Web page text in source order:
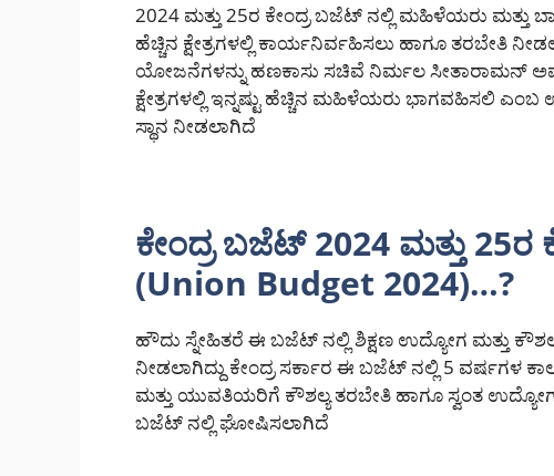
2024 ಮತ್ತು 25ರ ಕೇಂದ್ರ ಬಜೆಟ್ ನಲ್ಲಿ ಮಹಿಳೆಯರು ಮತ್ತು
ಹೆಚ್ಚಿನ ಕ್ಷೇತ್ರಗಳಲ್ಲಿ ಕಾರ್ಯನಿರ್ವಹಿಸಲು ಹಾಗೂ ತರಬೇತಿ
ಯೋಜನೆಗಳನ್ನು ಹಣಕಾಸು ಸಚಿವೆ ನಿರ್ಮಲ ಸೀತಾರಾಮನ್
ಕ್ಷೇತ್ರಗಳಲ್ಲಿ ಇನ್ನಷ್ಟು ಹೆಚ್ಚಿನ ಮಹಿಳೆಯರು ಭಾಗವಹಿಸಲಿ
ಸ್ಥಾನ ನೀಡಲಾಗಿದೆ
ಕೇಂದ್ರ ಬಜೆಟ್ 2024 ಮತ್ತು
(Union Budget 2024)…?
ಹೌದು ಸ್ನೇಹಿತರೆ ಈ ಬಜೆಟ್ ನಲ್ಲಿ ಶಿಕ್ಷಣ ಉದ್ಯೋಗ ಮತ್ತು
ನೀಡಲಾಗಿದ್ದು ಕೇಂದ್ರ ಸರ್ಕಾರ ಈ ಬಜೆಟ್ ನಲ್ಲಿ 5 ವರ್ಷಗಳ
ಮತ್ತು ಯುವತಿಯರಿಗೆ ಕೌಶಲ್ಯ ತರಬೇತಿ ಹಾಗೂ ಸ್ವಂತ
ಬಜೆಟ್ ನಲ್ಲಿ ಘೋಷಿಸಲಾಗಿದೆ